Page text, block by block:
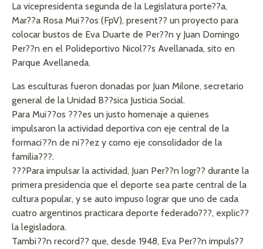
La vicepresidenta segunda de la Legislatura porte??a,
Mar??a Rosa Mui??os (FpV), present?? un proyecto para
colocar bustos de Eva Duarte de Per??n y Juan Domingo
Per??n en el Polideportivo Nicol??s Avellanada, sito en
Parque Avellaneda.
Las esculturas fueron donadas por Juan Milone, secretario
general de la Unidad B??sica Justicia Social.
Para Mui??os ???es un justo homenaje a quienes
impulsaron la actividad deportiva con eje central de la
formaci??n de ni??ez y como eje consolidador de la
familia???.
???Para impulsar la actividad, Juan Per??n logr?? durante la
primera presidencia que el deporte sea parte central de la
cultura popular, y se auto impuso lograr que uno de cada
cuatro argentinos practicara deporte federado???, explic??
la legisladora.
Tambi??n record?? que, desde 1948, Eva Per??n impuls??